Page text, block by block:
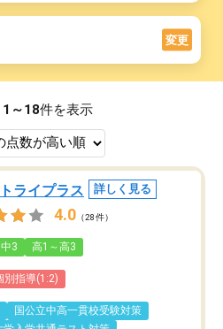
変更
1～18件を表示
ライプラス 詳しく見る
4.0 （28件）
3 高1～高3
別指導(1:2)
国公立中高一貫校受験対策